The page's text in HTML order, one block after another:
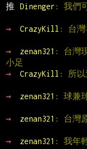
推
Dinenger : 我們
→
CrazyKill : 台灣
→
zenan321 : 台灣
小足
→
CrazyKill : 所以
→
zenan321 : 球兼
→
zenan321 : 台灣
→
zenan321 : 我年